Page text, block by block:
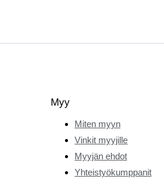
Myy
Miten myyn
Vinkit myyjille
Myyjän ehdot
Yhteistyökumppanit